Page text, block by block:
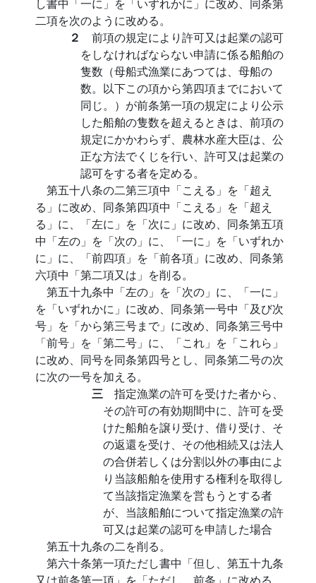
二項を次のように改める。
２ 前項の規定により許可又は起業の認可
をしなければならない申請に係る船舶の
隻数（母船式漁業にあつては、母船の
数。以下この項から第四項までにおいて
同じ。）が前条第一項の規定により公示
した船舶の隻数を超えるときは、前項の
規定にかかわらず、農林水産大臣は、公
正な方法でくじを行い、許可又は起業の
認可をする者を定める。
第五十八条の二第三項中「こえる」を「超え
る」に改め、同条第四項中「こえる」を「超え
る」に、「左に」を「次に」に改め、同条第五項
中「左の」を「次の」に、「一に」を「いずれか
に」に、「前四項」を「前各項」に改め、同条第
六項中「第二項又は」を削る。
第五十九条中「左の」を「次の」に、「一に」
を「いずれかに」に改め、同条第一号中「及び次
号」を「から第三号まで」に改め、同条第三号中
「前号」を「第二号」に、「これ」を「これら」
に改め、同号を同条第四号とし、同条第二号の次
に次の一号を加える。
三 指定漁業の許可を受けた者から、
その許可の有効期間中に、許可を受
けた船舶を譲り受け、借り受け、そ
の返還を受け、その他相続又は法人
の合併若しくは分割以外の事由によ
り当該船舶を使用する権利を取得し
て当該指定漁業を営もうとする者
が、当該船舶について指定漁業の許
可又は起業の認可を申請した場合
第五十九条の二を削る。
第六十条第一項ただし書中「但し、第五十九条